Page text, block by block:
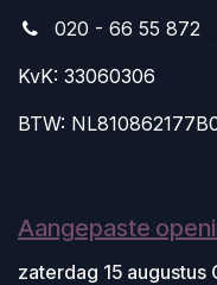
020 - 66 55 872
KvK: 33060306
BTW:
Aangepaste
zaterdag 15 augustus